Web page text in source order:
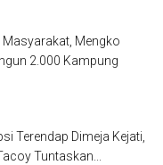
Mengko
2.000 Kampung
Terendap Dimeja Kejati,
Tuntaskan...